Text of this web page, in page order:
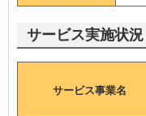
サービス実施状況
サービス事業名